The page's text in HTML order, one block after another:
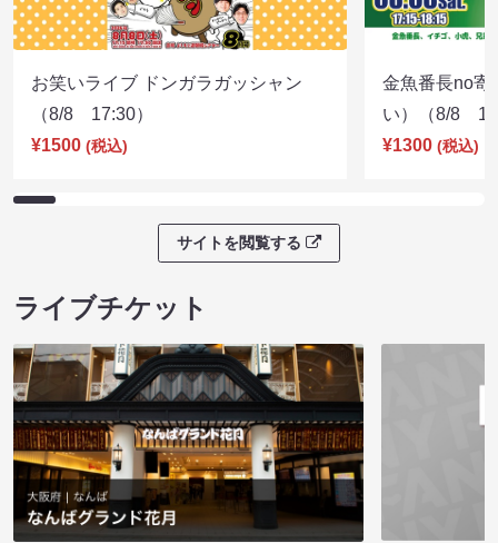
お笑いライブ ドンガラガッシャン
（8/8 17:30）
¥1500 (税込)
金魚番長no寄
い）（8/8
¥1300 (税込)
サイトを閲覧する
ライブチケット